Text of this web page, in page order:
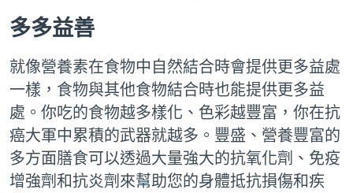
多多益善
就像營養素在食物中自然結合時會提供更多益處
一樣，食物與其他食物結合時也能提供更多益
處。你吃的食物越多樣化、色彩越豐富，你在抗
癌大軍中累積的武器就越多。豐盛、營養豐富的
多方面膳食可以透過大量強大的抗氧化劑、免疫
增強劑和抗炎劑來幫助您的身體抵抗損傷和疾